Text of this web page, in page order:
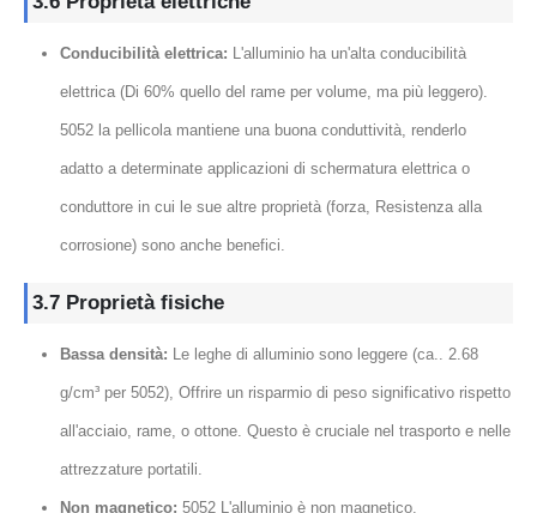
Conducibilità elettrica: L'alluminio ha un'alta conducibilità
elettrica (Di 60% quello del rame per volume, ma più leggero).
5052 la pellicola mantiene una buona conduttività, renderlo
adatto a determinate applicazioni di schermatura elettrica o
conduttore in cui le sue altre proprietà (forza, Resistenza alla
corrosione) sono anche benefici.
3.7 Proprietà fisiche
Bassa densità: Le leghe di alluminio sono leggere (ca.. 2.68
g/cm³ per 5052), Offrire un risparmio di peso significativo rispetto
all'acciaio, rame, o ottone. Questo è cruciale nel trasporto e nelle
attrezzature portatili.
Non magnetico: 5052 L'alluminio è non magnetico.